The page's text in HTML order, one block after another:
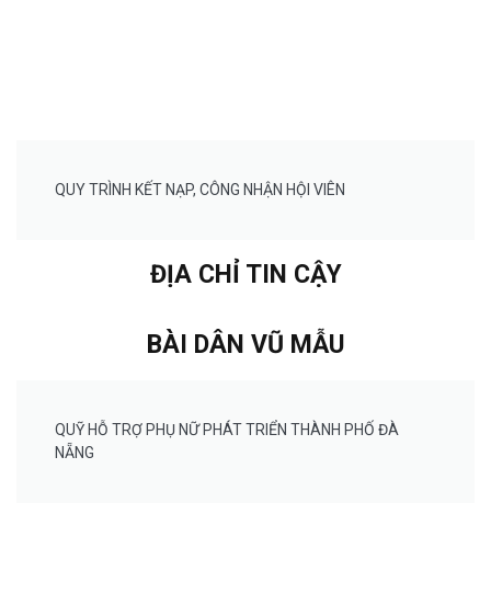
QUY TRÌNH KẾT NẠP, CÔNG NHẬN HỘI VIÊN
ĐỊA CHỈ TIN CẬY
BÀI DÂN VŨ MẪU
QUỸ HỖ TRỢ PHỤ NỮ PHÁT TRIỂN THÀNH PHỐ ĐÀ
NẴNG